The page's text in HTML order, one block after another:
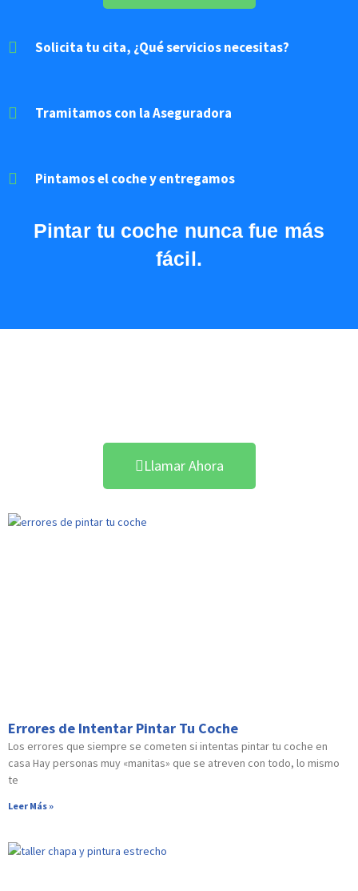
Solicita tu cita, ¿Qué servicios necesitas?
Tramitamos con la Aseguradora
Pintamos el coche y entregamos
Pintartu coche nunca fue más
fácil.
Llamar Ahora
Errores de Intentar Pintar Tu Coche
Los errores que siempre se cometen si intentas pintar tu coche en
casa Hay personas muy «manitas» que se atreven con todo, lo mismo
te
Leer Más »